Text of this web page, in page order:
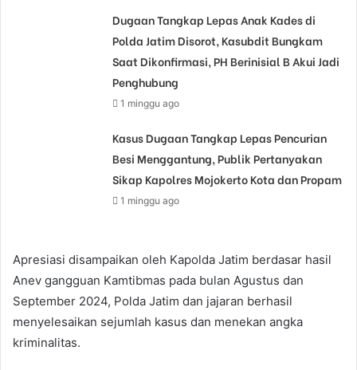
Dugaan Tangkap Lepas Anak Kades di
Polda Jatim Disorot, Kasubdit Bungkam
Saat Dikonfirmasi, PH Berinisial B Akui Jadi
Penghubung
1 minggu ago
Kasus Dugaan Tangkap Lepas Pencurian
Besi Menggantung, Publik Pertanyakan
Sikap Kapolres Mojokerto Kota dan Propam
1 minggu ago
Apresiasi disampaikan oleh Kapolda Jatim berdasar hasil
Anev gangguan Kamtibmas pada bulan Agustus dan
September 2024, Polda Jatim dan jajaran berhasil
menyelesaikan sejumlah kasus dan menekan angka
kriminalitas.